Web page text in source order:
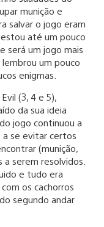
munição e
salvar o jogo eram
até um pouco
será um jogo mais
um pouco
enigmas.
(3, 4 e 5),
da sua ideia
jogo continuou a
se evitar certos
(munição,
serem resolvidos.
e tudo era
os cachorros
segundo andar